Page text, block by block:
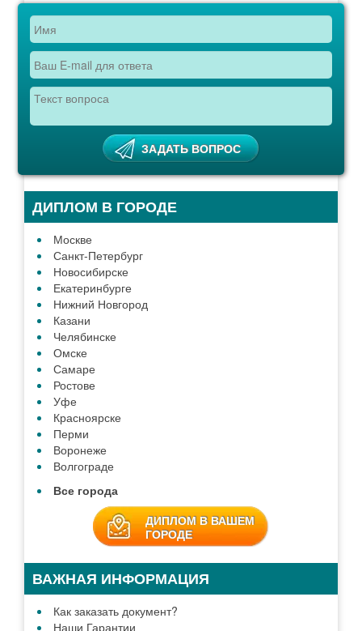
ДИПЛОМ В ГОРОДЕ
Москве
Санкт-Петербург
Новосибирске
Екатеринбурге
Нижний Новгород
Казани
Челябинске
Омске
Самаре
Ростове
Уфе
Красноярске
Перми
Воронеже
Волгограде
Все города
ДИПЛОМ В ВАШЕМ
ГОРОДЕ
ВАЖНАЯ ИНФОРМАЦИЯ
Как заказать документ?
Наши Гарантии